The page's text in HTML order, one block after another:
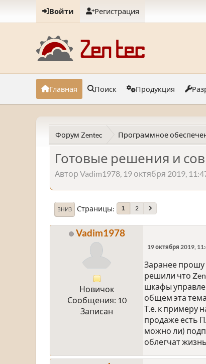
Войти Регистрация
Главная Поиск Продукция
Форум Zentec Программное
Готовые решения и
Автор Vadim1978, 19 октября 2019,
ВНИЗ Страницы 1 2
Vadim1978
Новичок
Сообщения: 10
Записан
19 октября 2019,
Заранее прошу
решили что
шкафы
общем эта
Т.е. к примеру
продаже есть
можно ли)
облегчат